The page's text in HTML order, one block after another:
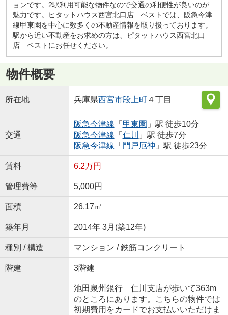
ョンです。2駅利用可能な物件なので交通の利便性が良いのが
魅力です。ピタットハウス西宮北口店 ベストでは、阪急今津
線甲東園を中心に数多くの不動産情報を取り扱っております。
駅から近い不動産をお求めの方は、ピタットハウス西宮北口
店 ベストにお任せください。
物件概要
所在地 兵庫県西宮市段上町４丁目
交通
阪急今津線 「 甲東園 」駅 徒歩10分
阪急今津線 「 仁川
」駅 徒歩7分
阪急今津線 「 門戸厄神 」駅 徒歩23分
賃料 6.2万円
管理費等 5,000円
面積 26.17㎡
築年月 2014年 3月(築12年)
種別 / 構造 マンション / 鉄筋コンクリート
階建 3階建
池田泉州銀行 仁川支店が歩いて363m
のところにあります。こちらの物件では
初期費用をカードでお支払いいただけま